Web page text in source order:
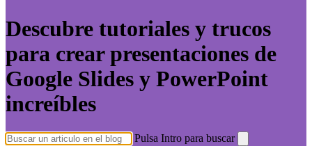
Descubre tutoriales y trucos
para crear presentaciones de
Google Slides y PowerPoint
increíbles
Pulsa Intro para buscar